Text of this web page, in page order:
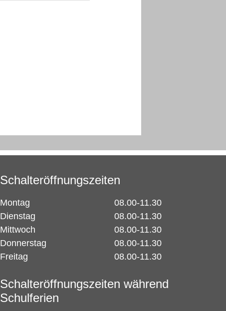
Schalteröffnungszeiten
Montag
08.00-11.30
Dienstag
08.00-11.30
Mittwoch
08.00-11.30
Donnerstag
08.00-11.30
Freitag
08.00-11.30
Schalteröffnungszeiten während
Schulferien